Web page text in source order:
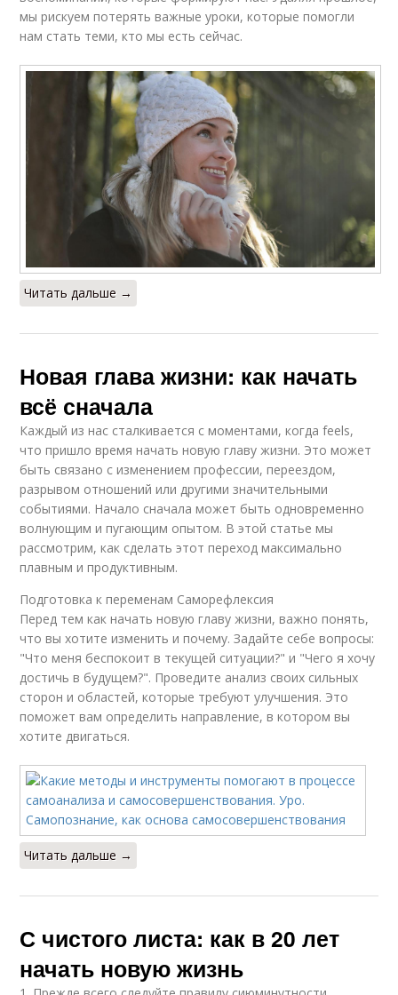
мы рискуем потерять важные уроки, которые помогли
нам стать теми, кто мы есть сейчас.
Читать дальше →
Новая глава жизни: как начать
всё сначала
Каждый из нас сталкивается с моментами, когда feels,
что пришло время начать новую главу жизни. Это может
быть связано с изменением профессии, переездом,
разрывом отношений или другими значительными
событиями. Начало сначала может быть одновременно
волнующим и пугающим опытом. В этой статье мы
рассмотрим, как сделать этот переход максимально
плавным и продуктивным.
Подготовка к переменам Саморефлексия
Перед тем как начать новую главу жизни, важно понять,
что вы хотите изменить и почему. Задайте себе вопросы:
"Что меня беспокоит в текущей ситуации?" и "Чего я хочу
достичь в будущем?". Проведите анализ своих сильных
сторон и областей, которые требуют улучшения. Это
поможет вам определить направление, в котором вы
хотите двигаться.
Читать дальше →
С чистого листа: как в 20 лет
начать новую жизнь